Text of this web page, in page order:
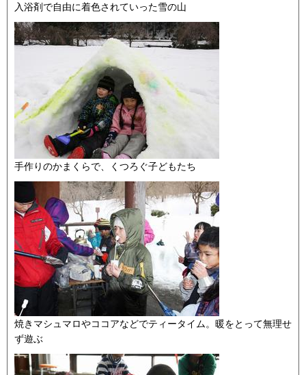
入浴剤で自由に着色されていった雪の山
手作りのかまくらで、くつろぐ子どもたち
焼きマシュマロやココアなどでティータイム。暖をとって無理せ
ず遊ぶ